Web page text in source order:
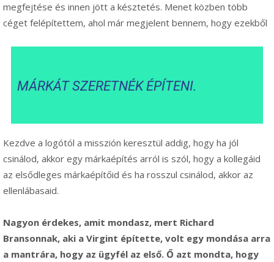
megfejtése és innen jött a késztetés. Menet közben több
céget felépítettem, ahol már megjelent bennem, hogy ezekből
MÁRKÁT SZERETNÉK ÉPÍTENI.
Kezdve a logótól a misszión keresztül addig, hogy ha jól
csinálod, akkor egy márkaépítés arról is szól, hogy a kollegáid
az elsődleges márkaépítőid és ha rosszul csinálod, akkor az
ellenlábasaid.
Nagyon érdekes, amit mondasz, mert Richard
Bransonnak, aki a Virgint építette, volt egy mondása arra
a mantrára, hogy az ügyfél az első. Ő azt mondta, hogy